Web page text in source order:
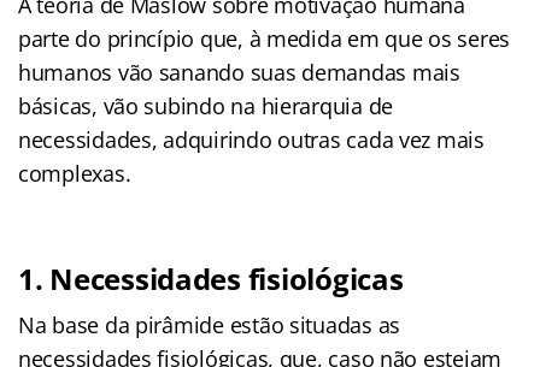
parte do princípio que, à medida em que os seres
humanos vão sanando suas demandas mais
básicas, vão subindo na hierarquia de
necessidades, adquirindo outras cada vez mais
complexas.
1. Necessidades fisiológicas
Na base da pirâmide estão situadas as
necessidades fisiológicas, que, caso não estejam